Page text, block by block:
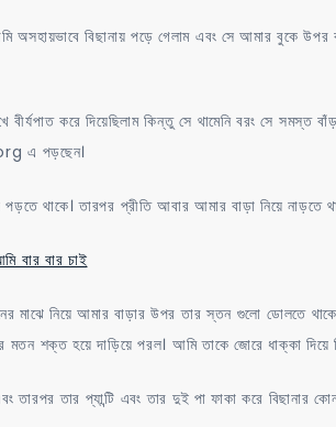
বিছানায় পড়ে গেলাম এবং সে আমার বুকে উপর
করে দিয়েছিলাম কিন্তু সে থামেনি বরং সে সমস্ত
এ পড়ছেন।
থাকে। তারপর প্রীতি আবার আমার বাড়া নিয়ে নাড়তে
বার বার চাই
মাঝে নিয়ে আমার বাড়ার উপর তার স্তন গুলো ডোলতে
শক্ত হয়ে দাড়িয়ে পরল। আমি তাকে জোরে ধাক্কা দিয়ে
তারপর তার প্যান্টি এবং তার দুই পা ফাকা করে বিছানার